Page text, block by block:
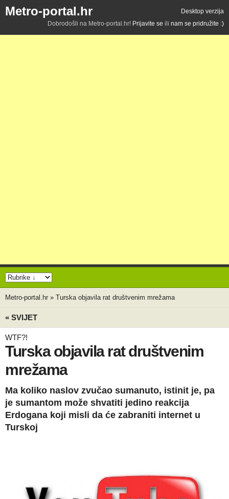
Metro-portal.hr
Desktop verzija
Dobrodošli na Metro-portal.hr! Prijavite se ili nam se pridružite :)
Metro-portal.hr » Turska objavila rat društvenim mrežama
« SVIJET
WTF?!
Turska objavila rat društvenim
mrežama
Ma koliko naslov zvučao sumanuto, istinit je, pa
je sumantom može shvatiti jedino reakcija
Erdogana koji misli da će zabraniti internet u
Turskoj